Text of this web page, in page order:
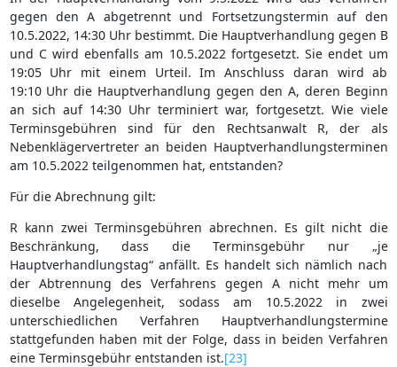
gegen den A abgetrennt und Fortsetzungstermin auf den
10.5.2022, 14:30 Uhr bestimmt. Die Hauptverhandlung gegen B
und C wird ebenfalls am 10.5.2022 fortgesetzt. Sie endet um
19:05 Uhr mit einem Urteil. Im Anschluss daran wird ab
19:10 Uhr die Hauptverhandlung gegen den A, deren Beginn
an sich auf 14:30 Uhr terminiert war, fortgesetzt. Wie viele
Terminsgebühren sind für den Rechtsanwalt R, der als
Nebenklägervertreter an beiden Hauptverhandlungsterminen
am 10.5.2022 teilgenommen hat, entstanden?
Für die Abrechnung gilt:
R kann zwei Terminsgebühren abrechnen. Es gilt nicht die
Beschränkung, dass die Terminsgebühr nur „je
Hauptverhandlungstag“ anfällt. Es handelt sich nämlich nach
der Abtrennung des Verfahrens gegen A nicht mehr um
dieselbe Angelegenheit, sodass am 10.5.2022 in zwei
unterschiedlichen Verfahren Hauptverhandlungstermine
stattgefunden haben mit der Folge, dass in beiden Verfahren
eine Terminsgebühr entstanden ist.[23]